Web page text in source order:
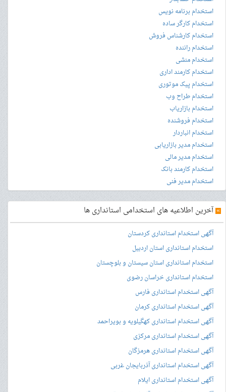
استخدام برنامه نویس
استخدام کارگر ساده
استخدام کارشناس فروش
استخدام راننده
استخدام منشی
استخدام کارمند اداری
استخدام پیک موتوری
استخدام طراح وب
استخدام بازاریاب
استخدام فروشنده
استخدام انباردار
استخدام مدیر بازاریابی
استخدام مدیر مالی
استخدام کارمند بانک
استخدام مدیر فنی
»آخرین اطلاعیه های استخدامی استانداری ها
آگهی استخدام استانداری کردستان
استخدام استانداری استان اردبیل
استخدام استانداری استان سیستان و بلوچستان
استخدام استانداری خراسان رضوی
آگهی استخدام استانداری فارس
آگهی استخدام استانداری کرمان
آگهی استخدام استانداری کهگیلویه و بویراحمد
آگهی استخدام استانداری مرکزی
آگهی استخدام استانداری هرمزگان
آگهی استخدام استانداری آذربایجان غربی
آگهی استخدام استانداری ایلام